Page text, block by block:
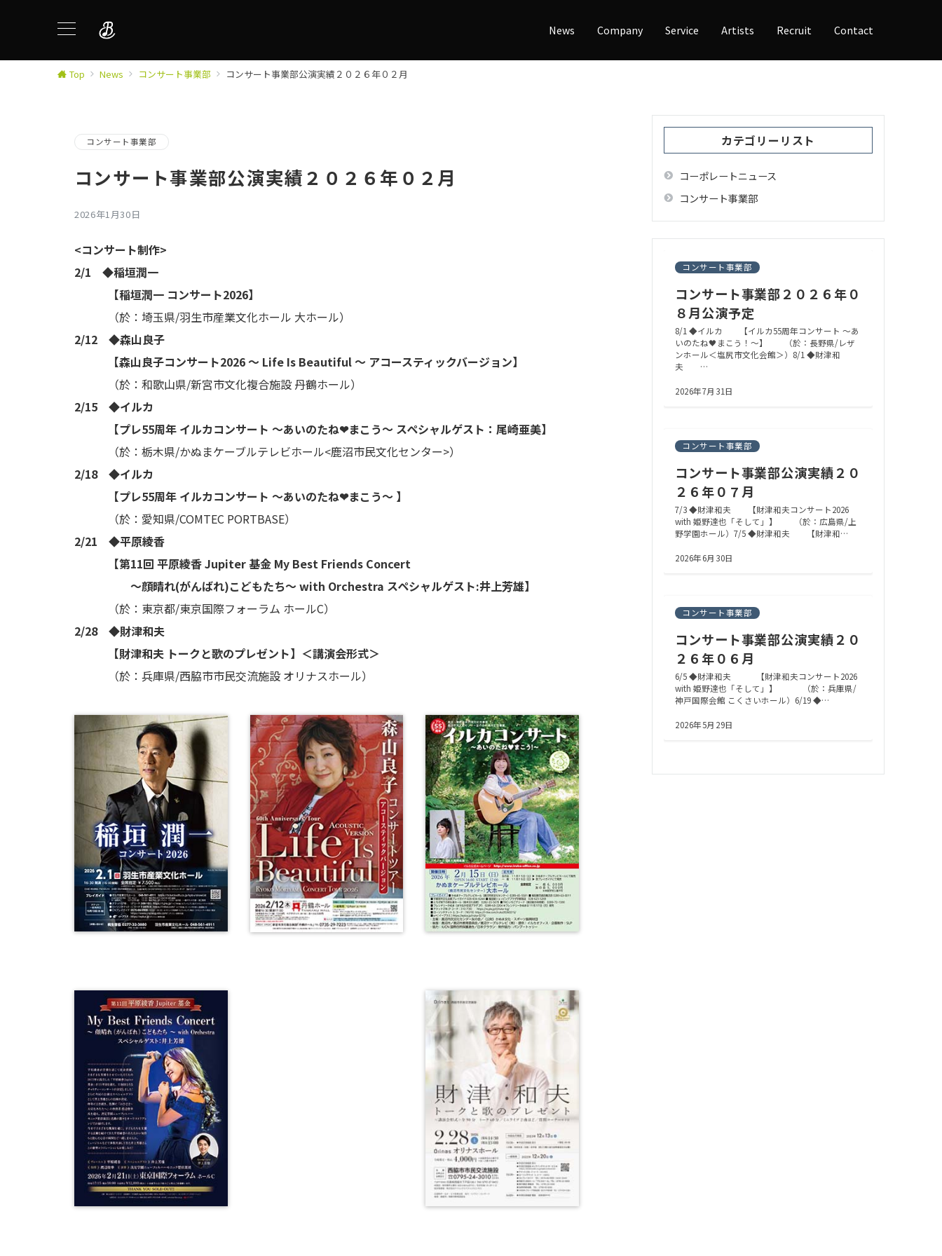
News Company Service Artists Recruit Contact
Top News コンサート事業部 コンサート事業部公演実績２０２６年０２月
コンサート事業部
コンサート事業部公演実績２０２６年０２月
2026年1月30日
<コンサート制作>
2/1 ◆稲垣潤一
【稲垣潤一 コンサート2026】
（於：埼玉県/羽生市産業文化ホール 大ホール）
2/12 ◆森山良子
【森山良子コンサート2026 〜 Life Is Beautiful 〜 アコースティックバージョン】
（於：和歌山県/新宮市文化複合施設 丹鶴ホール）
2/15 ◆イルカ
【プレ55周年 イルカコンサート ～あいのたね❤まこう～ スペシャルゲスト：尾崎亜美】
（於：栃木県/かぬまケーブルテレビホール<鹿沼市民文化センター>）
2/18 ◆イルカ
【プレ55周年 イルカコンサート ～あいのたね❤まこう～ 】
（於：愛知県/COMTEC PORTBASE）
2/21 ◆平原綾香
【第11回 平原綾香 Jupiter 基金 My Best Friends Concert
〜顔晴れ(がんばれ)こどもたち〜 with Orchestra スペシャルゲスト:井上芳雄】
（於：東京都/東京国際フォーラム ホールC）
2/28 ◆財津和夫
【財津和夫 トークと歌のプレゼント】＜講演会形式＞
（於：兵庫県/西脇市市民交流施設 オリナスホール）
カテゴリーリスト
コーポレートニュース
コンサート事業部
コンサート事業部
コンサート事業部２０２６年０
８月公演予定
8/1 ◆イルカ 【イルカ55周年コンサート ～あ
いのたね🖤まこう！～】 （於：長野県/レザ
ンホール＜塩尻市文化会館＞）8/1 ◆財津和
夫 …
2026年7月31日
コンサート事業部
コンサート事業部公演実績２０
２６年０７月
7/3 ◆財津和夫 【財津和夫コンサート2026
with 姫野達也「そして」】 （於：広島県/上
野学園ホール）7/5 ◆財津和夫 【財津和…
2026年6月30日
コンサート事業部
コンサート事業部公演実績２０
２６年０６月
6/5 ◆財津和夫 【財津和夫コンサート2026
with 姫野達也「そして」】 （於：兵庫県/
神戸国際会館 こくさいホール）6/19 ◆…
2026年5月29日